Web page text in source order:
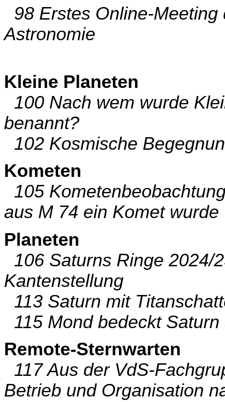
98 Erstes Online-
Astronomie
Kleine Planeten
100 Nach wem wurde
benannt?
102 Kosmische
Kometen
105
aus M 74 ein Komet wurde
Planeten
106 Saturns Ringe 2024/
Kantenstellung
113 Saturn mit
115 Mond bedeckt
Remote-Sternwarten
117 Aus der VdS-
Betrieb und Organisation